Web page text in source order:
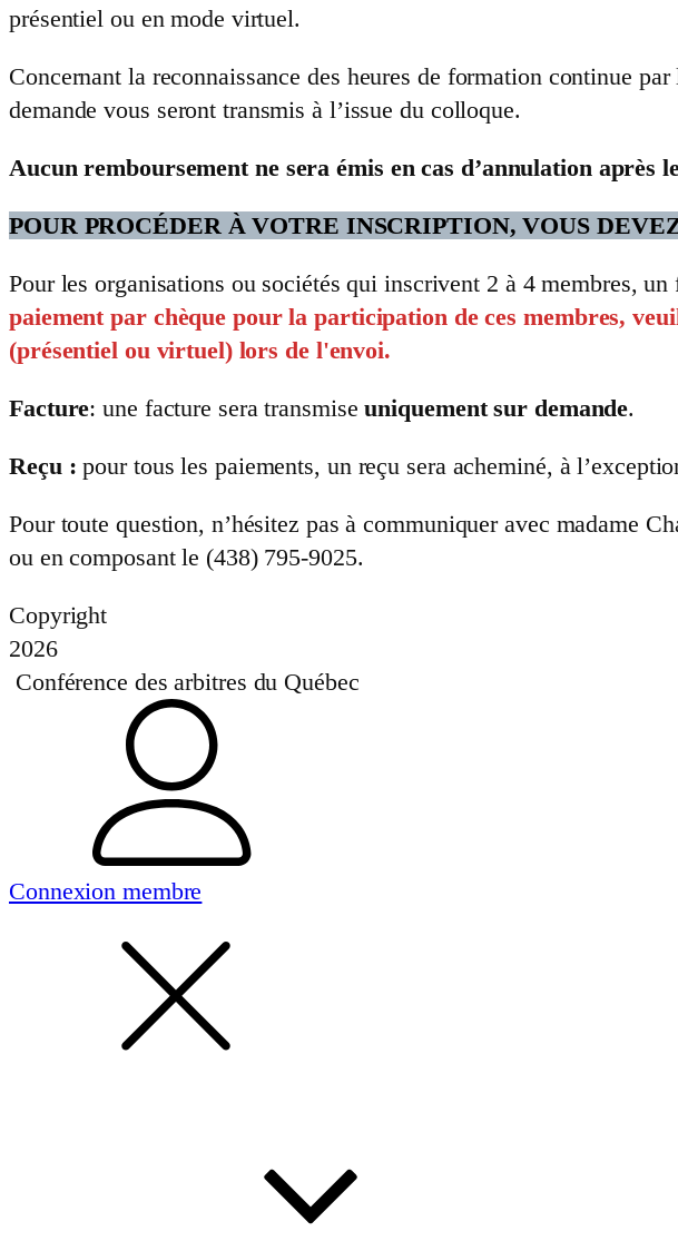
présentiel ou en mode virtuel.
Concernant la reconnaissance des heures de formation continue
demande vous seront transmis à l’issue du colloque.
Aucun remboursement ne sera émis en cas d’annulation après
POUR PROCÉDER À VOTRE INSCRIPTION, VOUS
Pour les organisations ou sociétés qui inscrivent 2 à 4 membres,
paiement par chèque pour la participation de ces membres,
(présentiel ou virtuel) lors de l'envoi.
Facture: une facture sera transmiseuniquement sur demande.
Reçu : pour tous les paiements, un reçu sera acheminé, à
Pour toute question, n’hésitez pas à communiquer avec madame
ou en composant le (438) 795-9025.
Copyright
2026
Conférence des arbitres du Québec
Connexion membre